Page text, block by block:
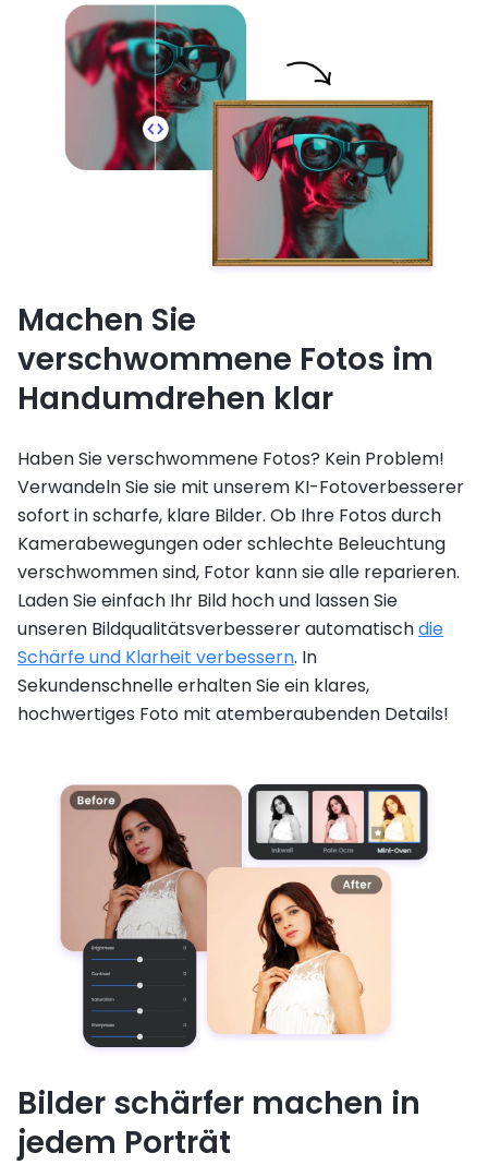
Machen Sie
verschwommene Fotos im
Handumdrehen klar
Haben Sie verschwommene Fotos? Kein Problem!
Verwandeln Sie sie mit unserem KI-Fotoverbesserer
sofort in scharfe, klare Bilder. Ob Ihre Fotos durch
Kamerabewegungen oder schlechte Beleuchtung
verschwommen sind, Fotor kann sie alle reparieren.
Laden Sie einfach Ihr Bild hoch und lassen Sie
unseren Bildqualitätsverbesserer automatischdie
Schärfe und Klarheit verbessern. In
Sekundenschnelle erhalten Sie ein klares,
hochwertiges Foto mit atemberaubenden Details!
Bilder schärfer machen in
jedem Porträt